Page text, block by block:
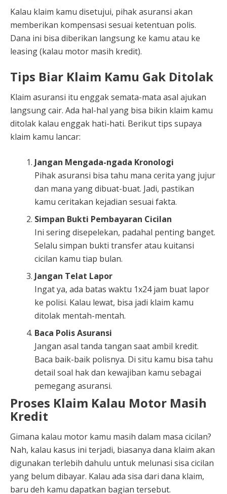
Kalau klaim kamu disetujui, pihak asuransi akan
memberikan kompensasi sesuai ketentuan polis.
Dana ini bisa diberikan langsung ke kamu atau ke
leasing (kalau motor masih kredit).
Tips Biar Klaim Kamu Gak Ditolak
Klaim asuransi itu enggak semata-mata asal ajukan
langsung cair. Ada hal-hal yang bisa bikin klaim kamu
ditolak kalau enggak hati-hati. Berikut tips supaya
klaim kamu lancar:
Jangan Mengada-ngada Kronologi
Pihak asuransi bisa tahu mana cerita yang jujur
dan mana yang dibuat-buat. Jadi, pastikan
kamu ceritakan kejadian sesuai fakta.
Simpan Bukti Pembayaran Cicilan
Ini sering disepelekan, padahal penting banget.
Selalu simpan bukti transfer atau kuitansi
cicilan kamu tiap bulan.
Jangan Telat Lapor
Ingat ya, ada batas waktu 1x24 jam buat lapor
ke polisi. Kalau lewat, bisa jadi klaim kamu
ditolak mentah-mentah.
Baca Polis Asuransi
Jangan asal tanda tangan saat ambil kredit.
Baca baik-baik polisnya. Di situ kamu bisa tahu
detail soal hak dan kewajiban kamu sebagai
pemegang asuransi.
Proses Klaim Kalau Motor Masih
Kredit
Gimana kalau motor kamu masih dalam masa cicilan?
Nah, kalau kasus ini terjadi, biasanya dana klaim akan
digunakan terlebih dahulu untuk melunasi sisa cicilan
yang belum dibayar. Kalau ada sisa dari dana klaim,
baru deh kamu dapatkan bagian tersebut.